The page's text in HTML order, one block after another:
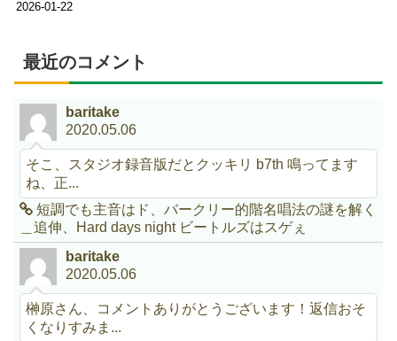
2026-01-22
最近のコメント
baritake
2020.05.06
そこ、スタジオ録音版だとクッキリ b7th 鳴ってます
ね、正...
短調でも主音はド、バークリー的階名唱法の謎を解く
＿追伸、Hard days night ビートルズはスゲぇ
baritake
2020.05.06
榊原さん、コメントありがとうございます！返信おそ
くなりすみま...